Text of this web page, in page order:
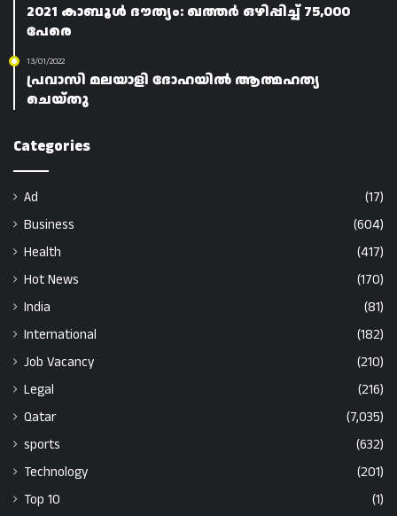
2021 കാബൂൾ ദൗത്യം: ഖത്തർ ഒഴിപ്പിച്ച് 75,000
പേരെ
13/01/2022
പ്രവാസി മലയാളി ദോഹയിൽ ആത്മഹത്യ
ചെയ്തു
Categories
Ad
(17)
Business
(604)
Health
(417)
Hot News
(170)
India
(81)
International
(182)
Job Vacancy
(210)
Legal
(216)
Qatar
(7,035)
sports
(632)
Technology
(201)
Top 10
(1)